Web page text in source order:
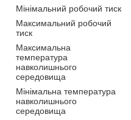
Мінімальний робочий тиск
Максимальний робочий
тиск
Максимальна
температура
навколишнього
середовища
Мінімальна температура
навколишнього
середовища